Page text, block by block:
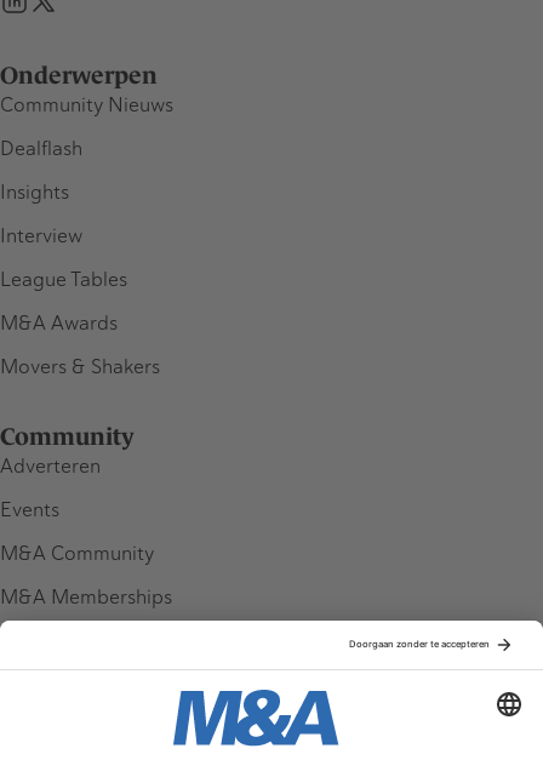
Onderwerpen
Community Nieuws
Dealflash
Insights
Interview
League Tables
M&A Awards
Movers & Shakers
Community
Adverteren
Events
M&A Community
M&A Memberships